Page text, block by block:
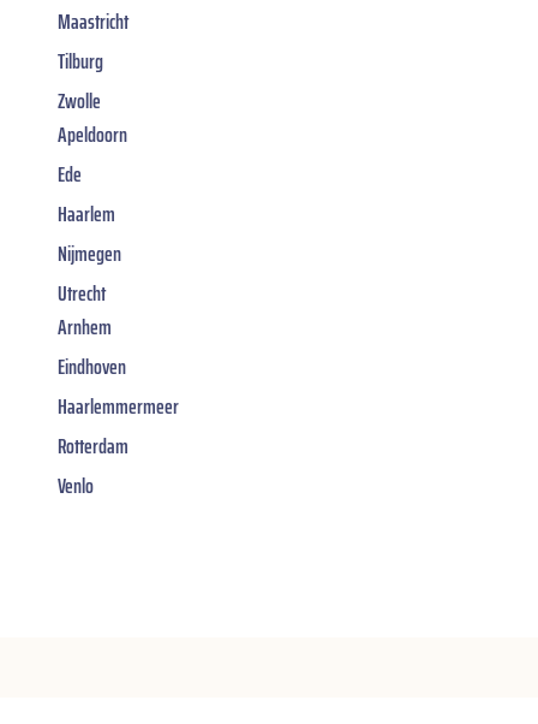
Maastricht
Tilburg
Zwolle
Apeldoorn
Ede
Haarlem
Nijmegen
Utrecht
Arnhem
Eindhoven
Haarlemmermeer
Rotterdam
Venlo